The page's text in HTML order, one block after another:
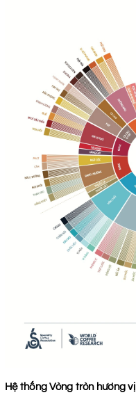
Hệ thống Vòng tròn hương vị